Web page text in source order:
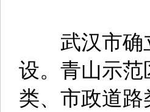
武汉市确
设。青山示
类、市政道